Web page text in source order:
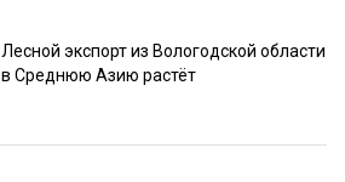
Лесной экспорт из Вологодской области
в Среднюю Азию растёт